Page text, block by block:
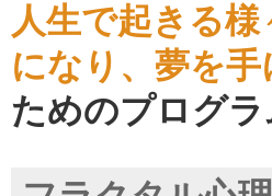
人生で起きる
になり、夢を手
ためのプログラ